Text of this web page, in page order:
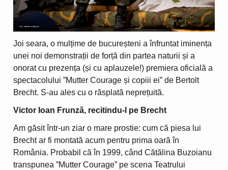
Joi seara, o mulțime de bucureșteni a înfruntat iminența
unei noi demonstrații de forță din partea naturii și a
onorat cu prezența (și cu aplauzele!) premiera oficială a
spectacolului ”Mutter Courage și copiii ei” de Bertolt
Brecht. S-au ales cu o răsplată neprețuită.
Victor Ioan Frunză, recitindu-l pe Brecht
Am găsit într-un ziar o mare prostie: cum că piesa lui
Brecht ar fi montată acum pentru prima oară în
România. Probabil că în 1999, când Cătălina Buzoianu
transpunea ”Mutter Courage” pe scena Teatrului